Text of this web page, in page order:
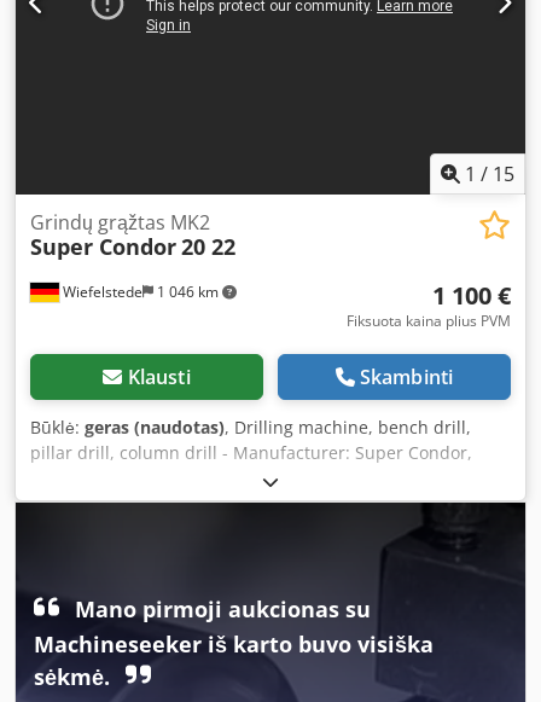
ašies apkrova: 1250 kg * Leidžiama apkrova ant kablio: 200
kg * Didžiausias transportavimo greitis: 40 km/val.
1 / 15
Wiefelstede 1 046 km
Grindų grąžtas MK2
Super Condor20 22
1 100 €
Fiksuota kaina plius PVM
Klausti Skambinti
Būklė: geras (naudotas), Drilling machine, bench drill,
pillar drill, column drill - Manufacturer: Super Condor,
column drill type 20 22 - Motor: unfortunately no type
designation - Speeds: 8-step gearbox with V-belt drive
Dedpfxjt Hy Uro Alwjck - Table size: 255 x 255 mm, travel
670 mm - Spindle taper: MK2 - Spindle stroke: 120 mm -
mm - Dimensions: 830/380/H1730 mm - Weight: 205 kg
Mano pirmoji aukcionas su
Machineseeker iš karto buvo visiška
sėkmė.